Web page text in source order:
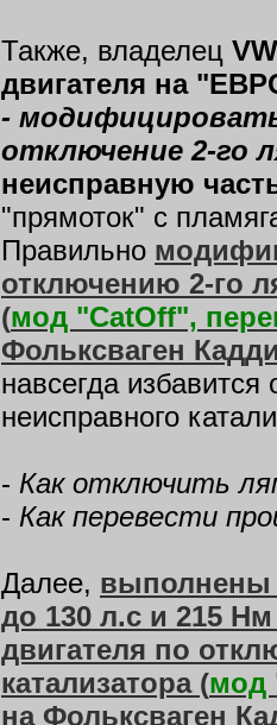
Также, владелец
двигателя на
-
отключение 2-го
неисправную
"прямоток" с
Правильно
отключению 2-го
(мод "CatOff",
Фольксваген
навсегда
неисправного
- Как отключить
- Как перевести
Далее, выполнены
до 130 л.с и 215
двигателя по
катализатора (мод
на Фольксваген